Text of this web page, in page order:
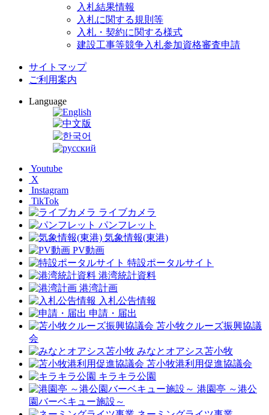
入札結果情報
入札に関する規則等
入札・契約に関する様式
建設工事等競争入札参加資格審査申請
サイトマップ
ご利用案内
Language
Youtube
X
Instagram
TikTok
ライブカメラ
パンフレット
気象情報(東港)
PV動画
特設ポータルサイト
港湾統計資料
港湾計画
入札公告情報
申請・届出
苫小牧クルーズ振興協議
会
みなとオアシス苫小牧
苫小牧港利用促進協議会
キラキラ公園
港園亭 ～港公
園バーベキュー施設～